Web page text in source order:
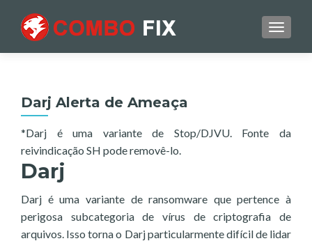
Darj Alerta de Ameaça
*Darj é uma variante de Stop/DJVU. Fonte da
reivindicação SH pode removê-lo.
Darj
Darj é uma variante de ransomware que pertence à
perigosa subcategoria de vírus de criptografia de
arquivos. Isso torna o Darj particularmente difícil de lidar